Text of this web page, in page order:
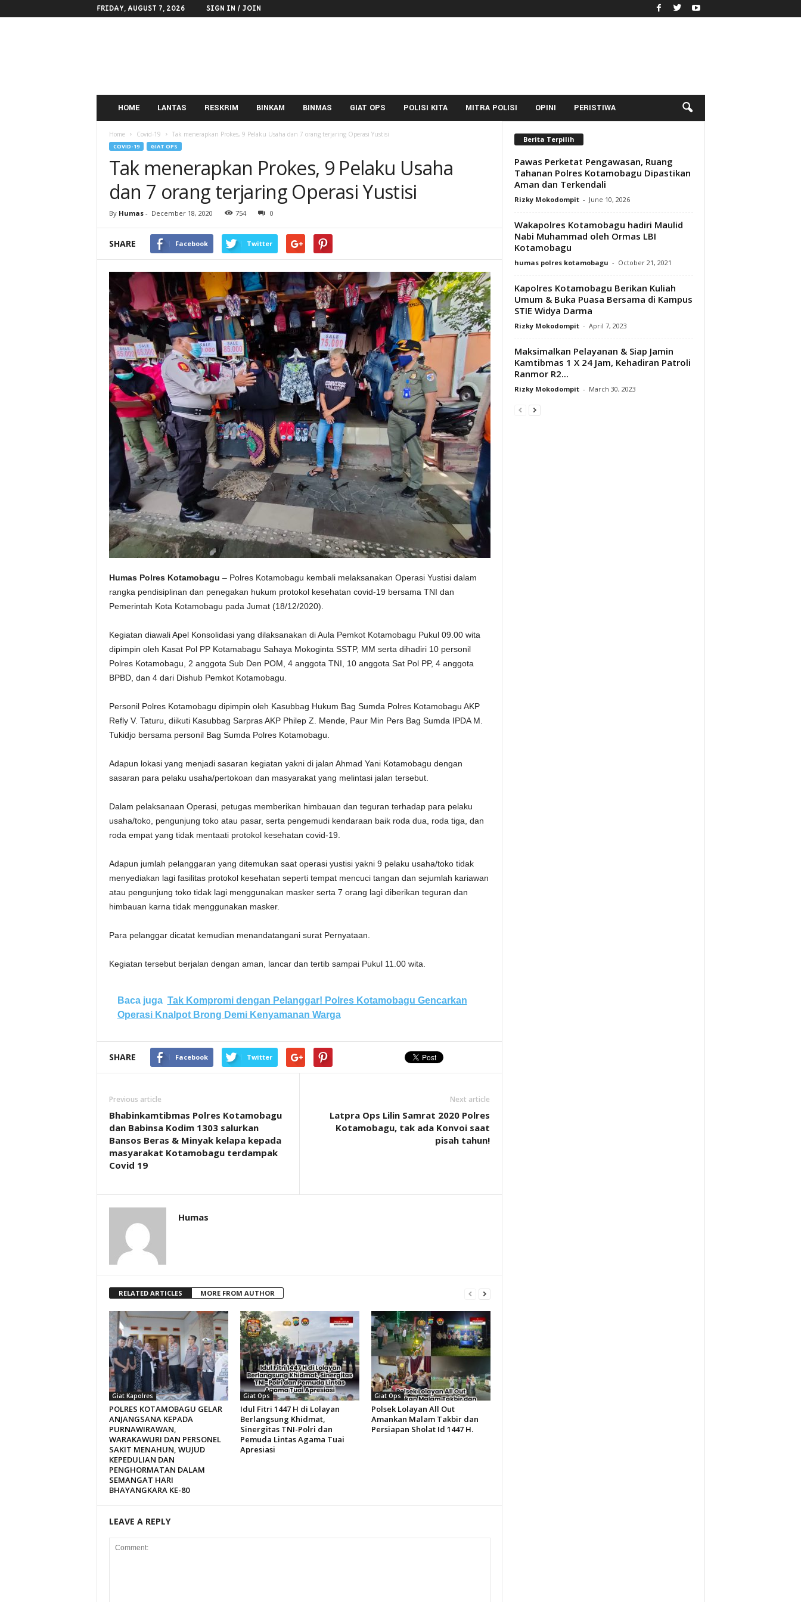
FRIDAY, AUGUST 7, 2026 SIGN IN / JOIN
HOME LANTAS RESKRIM BINKAM BINMAS GIAT OPS POLISI KITA MITRA POLISI OPINI PERISTIWA
Home Covid-19 Tak menerapkan Prokes, 9 Pelaku Usaha dan 7 orang terjaring Operasi Yustisi
COVID-19 GIAT OPS
Tak menerapkan Prokes, 9 Pelaku Usaha
dan 7 orang terjaring Operasi Yustisi
By Humas- December 18, 2020 754 0
SHARE Facebook Twitter
Humas Polres Kotamobagu – Polres Kotamobagu kembali melaksanakan Operasi Yustisi dalam
rangka pendisiplinan dan penegakan hukum protokol kesehatan covid-19 bersama TNI dan
Pemerintah Kota Kotamobagu pada Jumat (18/12/2020).
Kegiatan diawali Apel Konsolidasi yang dilaksanakan di Aula Pemkot Kotamobagu Pukul 09.00 wita
dipimpin oleh Kasat Pol PP Kotamabagu Sahaya Mokoginta SSTP, MM serta dihadiri 10 personil
Polres Kotamobagu, 2 anggota Sub Den POM, 4 anggota TNI, 10 anggota Sat Pol PP, 4 anggota
BPBD, dan 4 dari Dishub Pemkot Kotamobagu.
Personil Polres Kotamobagu dipimpin oleh Kasubbag Hukum Bag Sumda Polres Kotamobagu AKP
Refly V. Taturu, diikuti Kasubbag Sarpras AKP Philep Z. Mende, Paur Min Pers Bag Sumda IPDA M.
Tukidjo bersama personil Bag Sumda Polres Kotamobagu.
Adapun lokasi yang menjadi sasaran kegiatan yakni di jalan Ahmad Yani Kotamobagu dengan
sasaran para pelaku usaha/pertokoan dan masyarakat yang melintasi jalan tersebut.
Dalam pelaksanaan Operasi, petugas memberikan himbauan dan teguran terhadap para pelaku
usaha/toko, pengunjung toko atau pasar, serta pengemudi kendaraan baik roda dua, roda tiga, dan
roda empat yang tidak mentaati protokol kesehatan covid-19.
Adapun jumlah pelanggaran yang ditemukan saat operasi yustisi yakni 9 pelaku usaha/toko tidak
menyediakan lagi fasilitas protokol kesehatan seperti tempat mencuci tangan dan sejumlah kariawan
atau pengunjung toko tidak lagi menggunakan masker serta 7 orang lagi diberikan teguran dan
himbauan karna tidak menggunakan masker.
Para pelanggar dicatat kemudian menandatangani surat Pernyataan.
Kegiatan tersebut berjalan dengan aman, lancar dan tertib sampai Pukul 11.00 wita.
Baca juga Tak Kompromi dengan Pelanggar! Polres Kotamobagu Gencarkan
Operasi Knalpot Brong Demi Kenyamanan Warga
SHARE Facebook Twitter
Previous article
Bhabinkamtibmas Polres Kotamobagu
dan Babinsa Kodim 1303 salurkan
Bansos Beras & Minyak kelapa kepada
masyarakat Kotamobagu terdampak
Covid 19
Next article
Latpra Ops Lilin Samrat 2020 Polres
Kotamobagu, tak ada Konvoi saat
pisah tahun!
Humas
RELATED ARTICLES MORE FROM AUTHOR
Giat Kapolres
POLRES KOTAMOBAGU GELAR
ANJANGSANA KEPADA
PURNAWIRAWAN,
WARAKAWURI DAN PERSONEL
SAKIT MENAHUN, WUJUD
KEPEDULIAN DAN
PENGHORMATAN DALAM
SEMANGAT HARI
BHAYANGKARA KE-80
Giat Ops
Idul Fitri 1447 H di Lolayan
Berlangsung Khidmat,
Sinergitas TNI-Polri dan
Pemuda Lintas Agama Tuai
Apresiasi
Giat Ops
Polsek Lolayan All Out
Amankan Malam Takbir dan
Persiapan Sholat Id 1447 H.
LEAVE A REPLY
Berita Terpilih
Pawas Perketat Pengawasan, Ruang
Tahanan Polres Kotamobagu Dipastikan
Aman dan Terkendali
Rizky Mokodompit - June 10, 2026
Wakapolres Kotamobagu hadiri Maulid
Nabi Muhammad oleh Ormas LBI
Kotamobagu
humas polres kotamobagu - October 21, 2021
Kapolres Kotamobagu Berikan Kuliah
Umum & Buka Puasa Bersama di Kampus
STIE Widya Darma
Rizky Mokodompit - April 7, 2023
Maksimalkan Pelayanan & Siap Jamin
Kamtibmas 1 X 24 Jam, Kehadiran Patroli
Ranmor R2...
Rizky Mokodompit - March 30, 2023